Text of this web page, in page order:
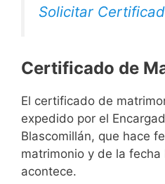
Solicitar
Certificado de
El certificado de
expedido por el
Blascomillán, que hace
matrimonio y de la fecha
acontece.